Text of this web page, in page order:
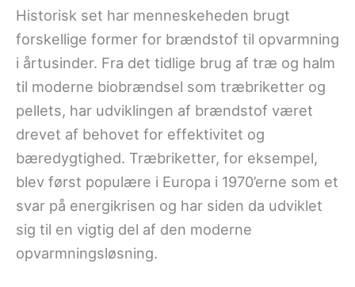
Historisk set har menneskeheden brugt
forskellige former for brændstof til opvarmning
i årtusinder. Fra det tidlige brug af træ og halm
til moderne biobrændsel som træbriketter og
pellets, har udviklingen af brændstof været
drevet af behovet for effektivitet og
bæredygtighed. Træbriketter, for eksempel,
blev først populære i Europa i 1970’erne som et
svar på energikrisen og har siden da udviklet
sig til en vigtig del af den moderne
opvarmningsløsning.